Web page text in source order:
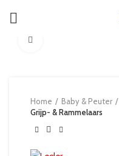
Home Baby & Peuter
Grijp- & Rammelaars